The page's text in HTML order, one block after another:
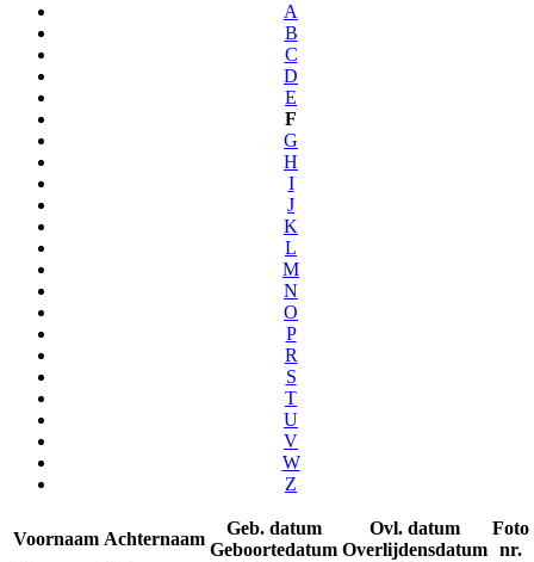
A
B
C
D
E
F
G
H
I
J
K
L
M
N
O
P
R
S
T
U
V
W
Z
Voornaam Achternaam
Geb. datum
Geboortedatum
Ovl. datum
Overlijdensdatum
Foto
nr.